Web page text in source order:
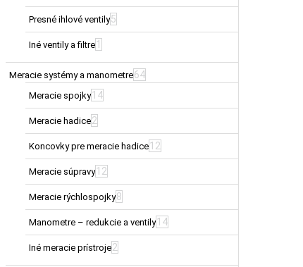
Presné ihlové ventily5
Iné ventily a filtre 1
Meracie systémy a manometre64
Meracie spojky 14
Meracie hadice2
Koncovky pre meracie hadice 12
Meracie súpravy 12
Meracie rýchlospojky8
Manometre – redukcie a ventily 14
Iné meracie prístroje2